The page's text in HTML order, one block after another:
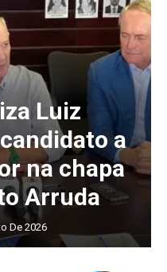
Luiz
a
na chapa
Arruda
De 2026